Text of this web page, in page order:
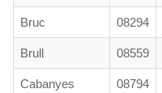
Bruc 08294
Brull 08559
Cabanyes 08794